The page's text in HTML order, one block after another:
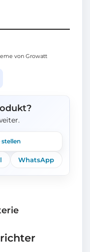
von Growatt
stellen
WhatsApp